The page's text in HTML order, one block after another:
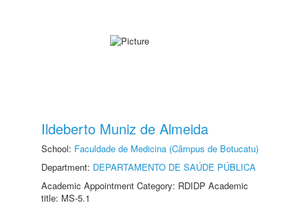
Ildeberto Muniz de Almeida
School: Faculdade de Medicina (Câmpus de Botucatu)
Department: DEPARTAMENTO DE SAÚDE PÚBLICA
Academic Appointment Category: RDIDP Academic
title: MS-5.1